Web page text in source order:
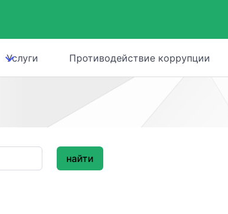
Услуги Противодействие коррупции
найти